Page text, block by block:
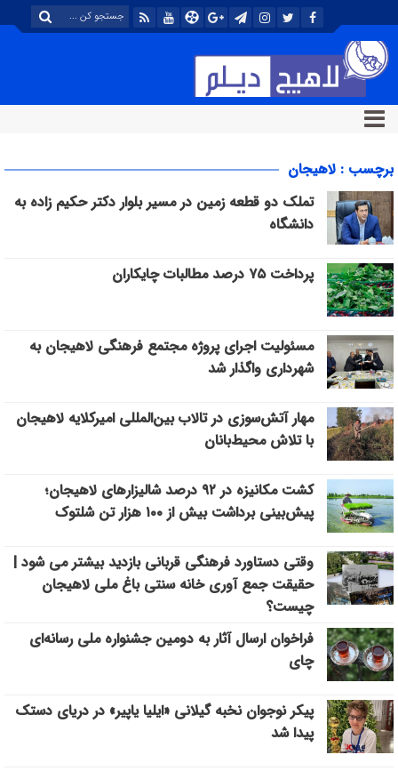
برچسب : لاهیجان
تملک دو قطعه زمین در مسیر بلوار دکتر حکیم زاده به
دانشگاه
پرداخت ۷۵ درصد مطالبات چایکاران
مسئولیت اجرای پروژه مجتمع فرهنگی لاهیجان به
شهرداری واگذار شد
مهار آتش‌سوزی در تالاب بین‌المللی امیرکلایه لاهیجان
با تلاش محیط‌بانان
کشت مکانیزه در ۹۲ درصد شالیزارهای لاهیجان؛
پیش‌بینی برداشت بیش از ۱۰۰ هزار تن شلتوک
وقتی دستاورد فرهنگی قربانی بازدید بیشتر می شود |
حقیقت جمع آوری خانه سنتی باغ ملی لاهیجان
چیست؟
فراخوان ارسال آثار به دومین جشنواره ملی رسانه‌ای
چای
پیکر نوجوان نخبه گیلانی «ایلیا یاپیر» در دریای دستک
پیدا شد